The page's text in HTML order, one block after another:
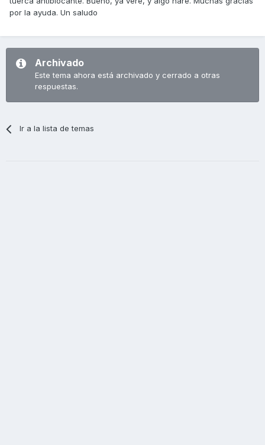
por la ayuda. Un saludo
Archivado
Este tema ahora está archivado y cerrado a otras
respuestas.
Ir a la lista de temas